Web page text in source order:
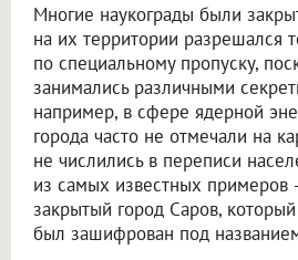
Многие наукограды были
на их территории разрешался
по специальному пропуску,
занимались различными
например, в сфере ядерной
города часто не отмечали на
не числились в переписи
из самых известных примеров
закрытый город Саров,
был зашифрован под